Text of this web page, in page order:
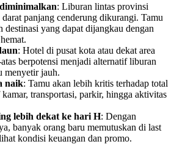
: Liburan lintas provinsi
panjang cenderung dikurangi. Tamu
destinasi yang dapat dijangkau dengan
: Hotel di pusat kota atau dekat area
berpotensi menjadi alternatif liburan
menyetir jauh.
naik: Tamu akan lebih kritis terhadap total
transportasi, parkir, hingga aktivitas
lebih dekat ke hari H: Dengan
banyak orang baru memutuskan di last
kondisi keuangan dan promo.